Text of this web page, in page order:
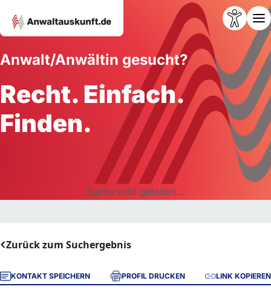
Anwalt/Anwältin gesucht?
Recht. Einfach.
Finden.
Suche wird geladen...
Zurück zum Suchergebnis
KONTAKT SPEICHERN PROFIL DRUCKEN LINK KOPIEREN